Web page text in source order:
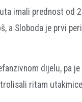
imali prednost od
a Sloboda je prvi
dijelu, pa
ritam